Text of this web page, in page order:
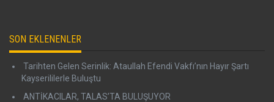
SON EKLENENLER
Tarihten Gelen Serinlik: Ataullah Efendi Vakfı’nın Hayır Şartı
Kayserililerle Buluştu
ANTİKACILAR, TALAS’TA BULUŞUYOR